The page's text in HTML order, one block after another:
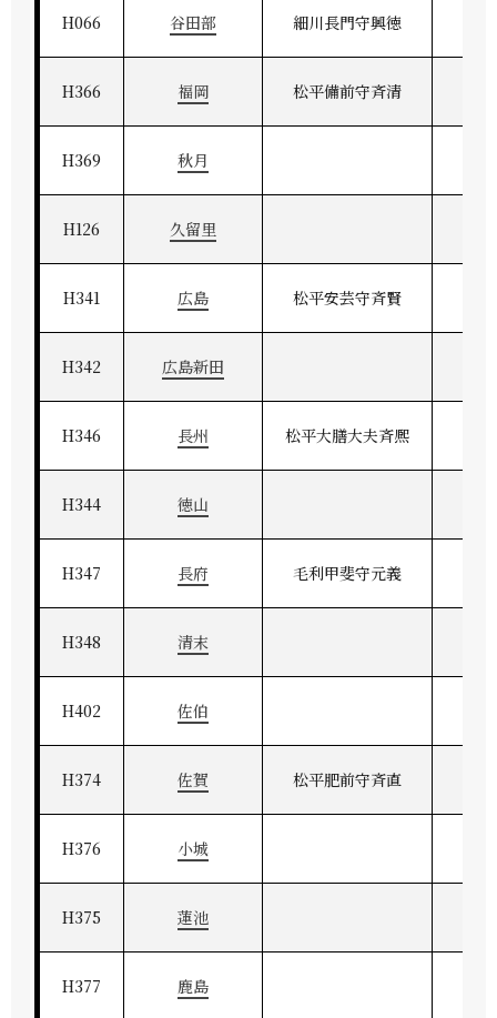
H066 谷田部 細川長門守興徳
H366 福岡 松平備前守斉清
H369 秋月
H126 久留里
H341 広島 松平安芸守斉賢
H342 広島新田
H346 長州 松平大膳大夫斉熈
H344 徳山
H347 長府 毛利甲斐守元義
H348 清末
H402 佐伯
H374 佐賀 松平肥前守斉直
H376 小城
H375 蓮池
H377 鹿島